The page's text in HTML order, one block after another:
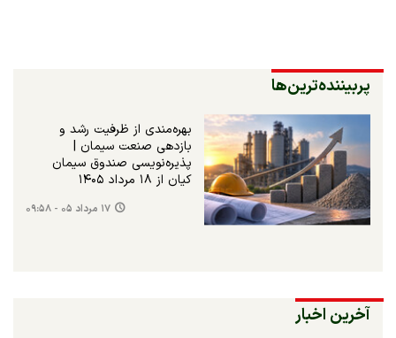
پربیننده‌ترین‌ها
بهره‌مندی از ظرفیت رشد و
بازدهی صنعت سیمان |
پذیره‌نویسی صندوق سیمان
کیان از ۱۸ مرداد ۱۴۰۵
۱۷ مرداد ۰۵ - ۰۹:۵۸
آخرین اخبار